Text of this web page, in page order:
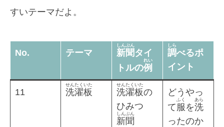
すいテーマだよ。
No. テーマ 新聞
しんぶん
タイ
トルの例
れい
調
しら
べるポ
イント
11 洗濯板
せんたくいた
洗濯板
せんたくいた
の
ひみつ
新聞
しんぶん
どうやっ
て 服
ふく
を洗
あら
ったのか